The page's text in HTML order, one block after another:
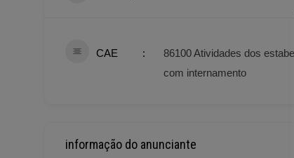
CAE
86100 Atividades dos
com internamento
informação do anunciante